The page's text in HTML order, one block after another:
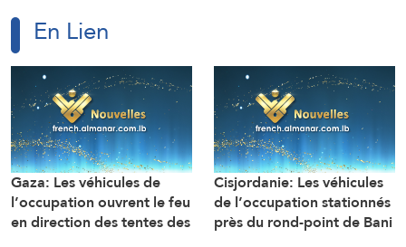
En Lien
Gaza: Les véhicules de
l’occupation ouvrent le feu
en direction des tentes des
Cisjordanie: Les véhicules
de l’occupation stationnés
près du rond-point de Bani